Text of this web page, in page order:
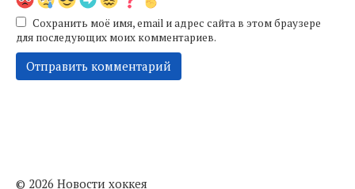
Сохранить моё имя, email и адрес сайта в этом браузере
для последующих моих комментариев.
© 2026 Новости хоккея